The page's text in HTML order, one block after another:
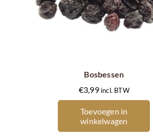
Bosbessen
€3,99 incl. BTW
Toevoegen in
winkelwagen